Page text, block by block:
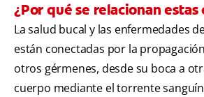
¿Por qué se relacionan estas
La salud bucal y las enfermedades
están conectadas por la
otros gérmenes, desde su boca a
cuerpo mediante el torrente